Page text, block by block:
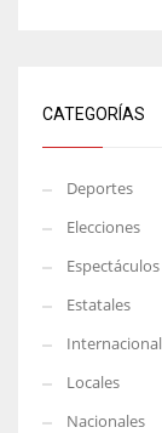
CATEGORÍAS
Deportes
Elecciones
Espectáculos
Estatales
Internacional
Locales
Nacionales